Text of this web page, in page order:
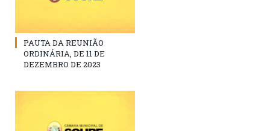
PAUTA DA REUNIÃO
ORDINÁRIA, DE 11 DE
DEZEMBRO DE 2023